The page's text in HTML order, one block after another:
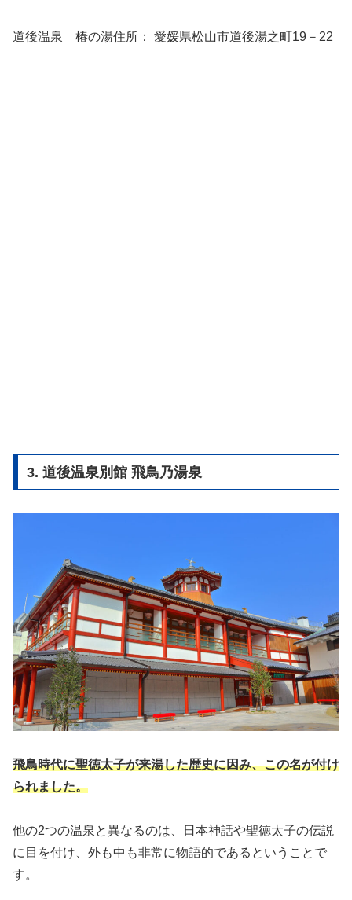
道後温泉 椿の湯住所： 愛媛県松山市道後湯之町19－22
3. 道後温泉別館 飛鳥乃湯泉
飛鳥時代に聖徳太子が来湯した歴史に因み、この名が付け
られました。
他の2つの温泉と異なるのは、日本神話や聖徳太子の伝説
に目を付け、外も中も非常に物語的であるということで
す。